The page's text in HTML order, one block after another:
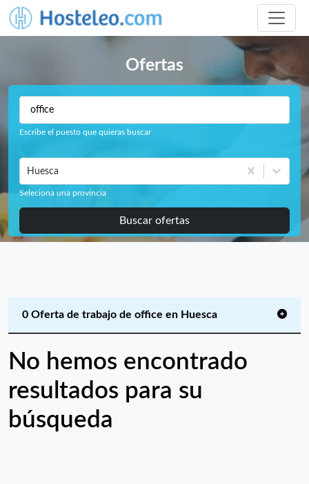
Ofertas
Escribe el puesto que quieras buscar
Huesca
Seleciona una provincia
Buscar ofertas
0 Oferta de trabajo de office en Huesca
No hemos encontrado
resultados para su
búsqueda